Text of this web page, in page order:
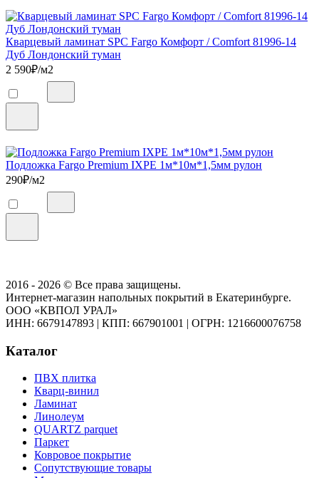
Кварцевый ламинат SPC Fargo Комфорт / Comfort 81996-14
Дуб Лондонский туман
2 590₽/м2
Подложка Fargo Premium IXPE 1м*10м*1,5мм рулон
290₽/м2
2016 - 2026 © Все права защищены.
Интернет-магазин напольных покрытий в Екатеринбурге.
ООО «КВПОЛ УРАЛ»
ИНН: 6679147893 | КПП: 667901001 | ОГРН: 1216600076758
Каталог
ПВХ плитка
Кварц-винил
Ламинат
Линолеум
QUARTZ parquet
Паркет
Ковровое покрытие
Сопутствующие товары